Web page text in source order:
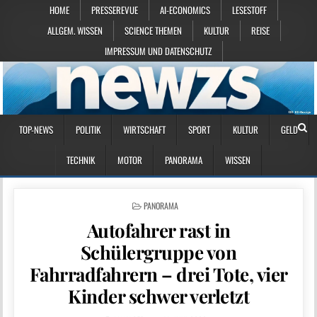
HOME PRESSEREVUE AI-ECONOMICS
LESESTOFF
ALLGEM. WISSEN
SCIENCE THEMEN KULTUR
REISE
IMPRESSUM UND DATENSCHUTZ
TOP-NEWS POLITIK WIRTSCHAFT SPORT KULTUR GELD
TECHNIK MOTOR PANORAMA WISSEN
POSTED IN
PANORAMA
Autofahrer rast in
Schülergruppe von
Fahrradfahrern – drei Tote, vier
Kinder schwer verletzt